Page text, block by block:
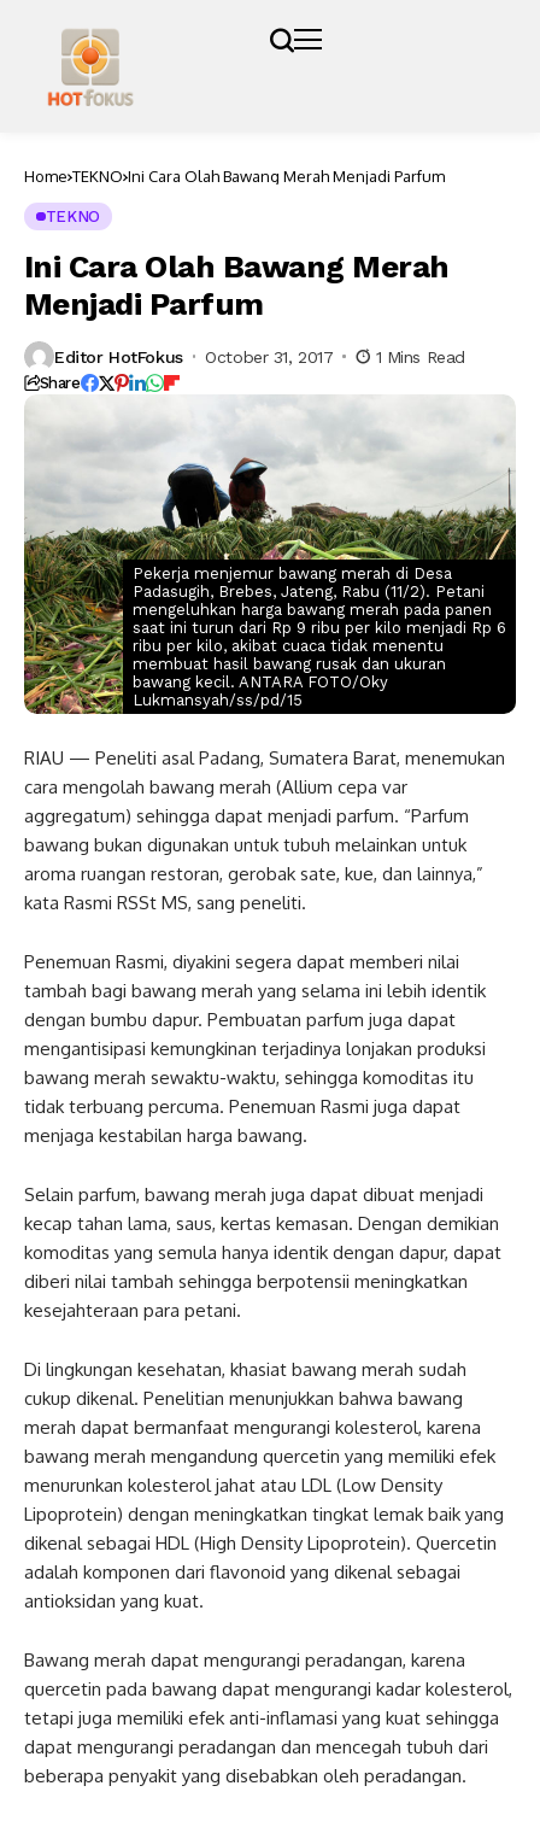
Home TEKNO Ini Cara Olah Bawang Merah Menjadi Parfum
TEKNO
Ini Cara Olah Bawang Merah
Menjadi Parfum
Editor HotFokus October 31, 2017 1 Mins Read
Share
Pekerja menjemur bawang merah di Desa
Padasugih, Brebes, Jateng, Rabu (11/2). Petani
mengeluhkan harga bawang merah pada panen
saat ini turun dari Rp 9 ribu per kilo menjadi Rp 6
ribu per kilo, akibat cuaca tidak menentu
membuat hasil bawang rusak dan ukuran
bawang kecil. ANTARA FOTO/Oky
Lukmansyah/ss/pd/15
RIAU — Peneliti asal Padang, Sumatera Barat, menemukan
cara mengolah bawang merah (Allium cepa var
aggregatum) sehingga dapat menjadi parfum. “Parfum
bawang bukan digunakan untuk tubuh melainkan untuk
aroma ruangan restoran, gerobak sate, kue, dan lainnya,”
kata Rasmi RSSt MS, sang peneliti.
Penemuan Rasmi, diyakini segera dapat memberi nilai
tambah bagi bawang merah yang selama ini lebih identik
dengan bumbu dapur. Pembuatan parfum juga dapat
mengantisipasi kemungkinan terjadinya lonjakan produksi
bawang merah sewaktu-waktu, sehingga komoditas itu
tidak terbuang percuma. Penemuan Rasmi juga dapat
menjaga kestabilan harga bawang.
Selain parfum, bawang merah juga dapat dibuat menjadi
kecap tahan lama, saus, kertas kemasan. Dengan demikian
komoditas yang semula hanya identik dengan dapur, dapat
diberi nilai tambah sehingga berpotensii meningkatkan
kesejahteraan para petani.
Di lingkungan kesehatan, khasiat bawang merah sudah
cukup dikenal. Penelitian menunjukkan bahwa bawang
merah dapat bermanfaat mengurangi kolesterol, karena
bawang merah mengandung quercetin yang memiliki efek
menurunkan kolesterol jahat atau LDL (Low Density
Lipoprotein) dengan meningkatkan tingkat lemak baik yang
dikenal sebagai HDL (High Density Lipoprotein). Quercetin
adalah komponen dari flavonoid yang dikenal sebagai
antioksidan yang kuat.
Bawang merah dapat mengurangi peradangan, karena
quercetin pada bawang dapat mengurangi kadar kolesterol,
tetapi juga memiliki efek anti-inflamasi yang kuat sehingga
dapat mengurangi peradangan dan mencegah tubuh dari
beberapa penyakit yang disebabkan oleh peradangan.